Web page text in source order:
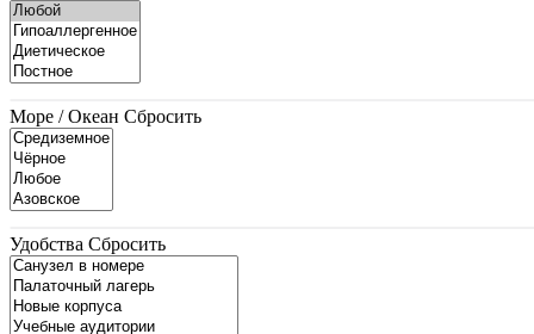
Море / Океан Сбросить
Удобства Сбросить